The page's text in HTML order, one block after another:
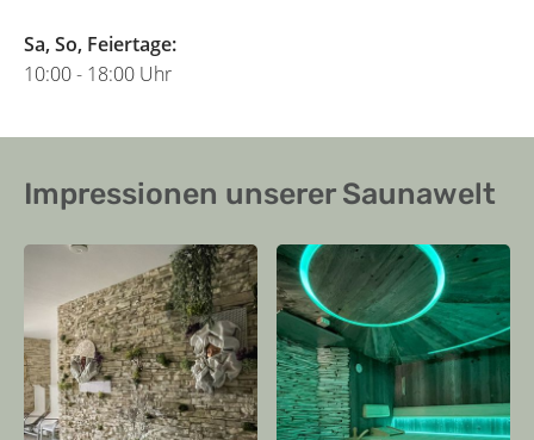
Sa, So, Feiertage:
10:00 - 18:00 Uhr
Impressionen unserer Saunawelt